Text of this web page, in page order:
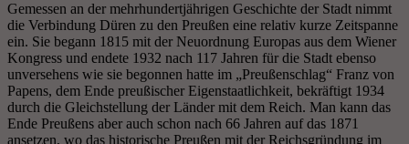
Gemessen an der mehrhundertjährigen Geschichte der Stadt nimmt
die Verbindung Düren zu den Preußen eine relativ kurze Zeitspanne
ein. Sie begann 1815 mit der Neuordnung Europas aus dem Wiener
Kongress und endete 1932 nach 117 Jahren für die Stadt ebenso
unversehens wie sie begonnen hatte im „Preußenschlag“ Franz von
Papens, dem Ende preußischer Eigenstaatlichkeit, bekräftigt 1934
durch die Gleichstellung der Länder mit dem Reich. Man kann das
Ende Preußens aber auch schon nach 66 Jahren auf das 1871
ansetzen, wo das historische Preußen mit der Reichsgründung im